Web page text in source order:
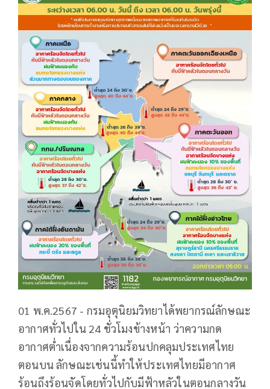
01 พ.ค.2567 - กรมอุตุนิยมวิทยาได้พยากรณ์ลักษณะ
อากาศทั่วไปใน 24 ชั่วโมงข้างหน้า ว่าความกด
อากาศต่ำเนื่องจากความร้อนปกคลุมประเทศไทย
ตอนบน ลักษณะเช่นนี้ทำให้ประเทศไทยมีอากาศ
ร้อนถึงร้อนจัดโดยทั่วไปกับมีฟ้าหลัวในตอนกลางวัน